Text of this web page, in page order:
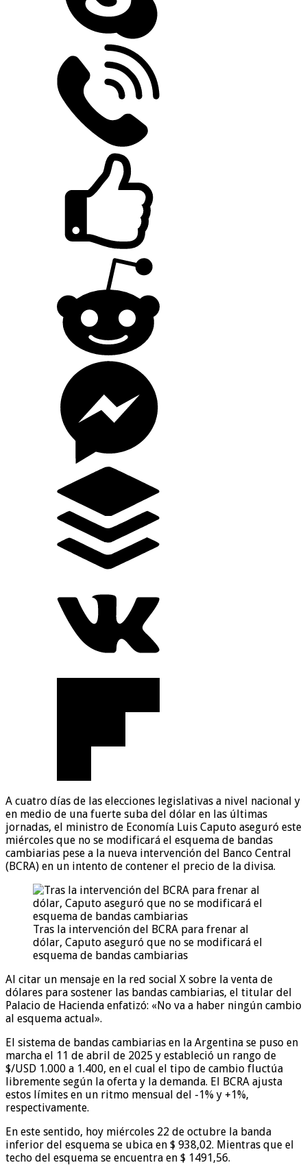
A cuatro días de las elecciones legislativas a nivel nacional y
en medio de una fuerte suba del dólar en las últimas
jornadas, el ministro de Economía Luis Caputo aseguró este
miércoles que no se modificará el esquema de bandas
cambiarias pese a la nueva intervención del Banco Central
(BCRA) en un intento de contener el precio de la divisa.
Tras la intervención del BCRA para frenar al
dólar, Caputo aseguró que no se modificará el
esquema de bandas cambiarias
Al citar un mensaje en la red social X sobre la venta de
dólares para sostener las bandas cambiarias, el titular del
Palacio de Hacienda enfatizó: «No va a haber ningún cambio
al esquema actual».
El sistema de bandas cambiarias en la Argentina se puso en
marcha el 11 de abril de 2025 y estableció un rango de
$/USD 1.000 a 1.400, en el cual el tipo de cambio fluctúa
libremente según la oferta y la demanda. El BCRA ajusta
estos límites en un ritmo mensual del -1% y +1%,
respectivamente.
En este sentido, hoy miércoles 22 de octubre la banda
inferior del esquema se ubica en $ 938,02. Mientras que el
techo del esquema se encuentra en $ 1491,56.